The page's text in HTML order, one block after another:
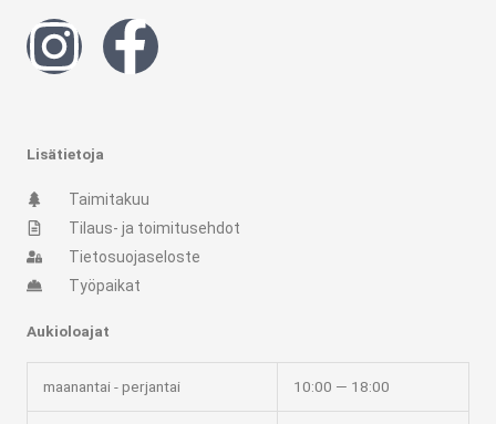
I
n
s
t
a
g
r
F
a
e
b
o
o
Lisätietoja
Taimitakuu
Tilaus- ja toimitusehdot
Tietosuojaseloste
Työpaikat
Aukioloajat
maanantai - perjantai 10:00 — 18:00